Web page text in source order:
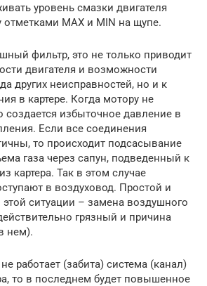
уровень смазки двигателя
MAX и MIN на щупе.
фильтр, это не только приводит
двигателя и возможности
других неисправностей, но и к
в картере. Когда мотору не
создается избыточное давление в
Если все соединения
то происходит подсасывание
газа через сапун, подведенный к
картера. Так в этом случае
в воздуховод. Простой и
ситуации – замена воздушного
грязный и причина
нем).
работает (забита) система (канал)
то в последнем будет повышенное